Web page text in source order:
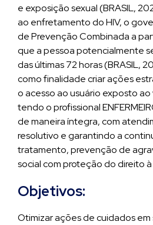
e exposição sexual (BRASIL,
ao enfretamento do HIV, o
de Prevenção Combinada a
que a pessoa potencialmente
das últimas 72 horas (BRASIL,
como finalidade criar ações
o acesso ao usuário exposto ao
tendo o profissional
de maneira íntegra, com
resolutivo e garantindo a
tratamento, prevenção de
social com proteção do direito
Objetivos:
Otimizar ações de cuidados em